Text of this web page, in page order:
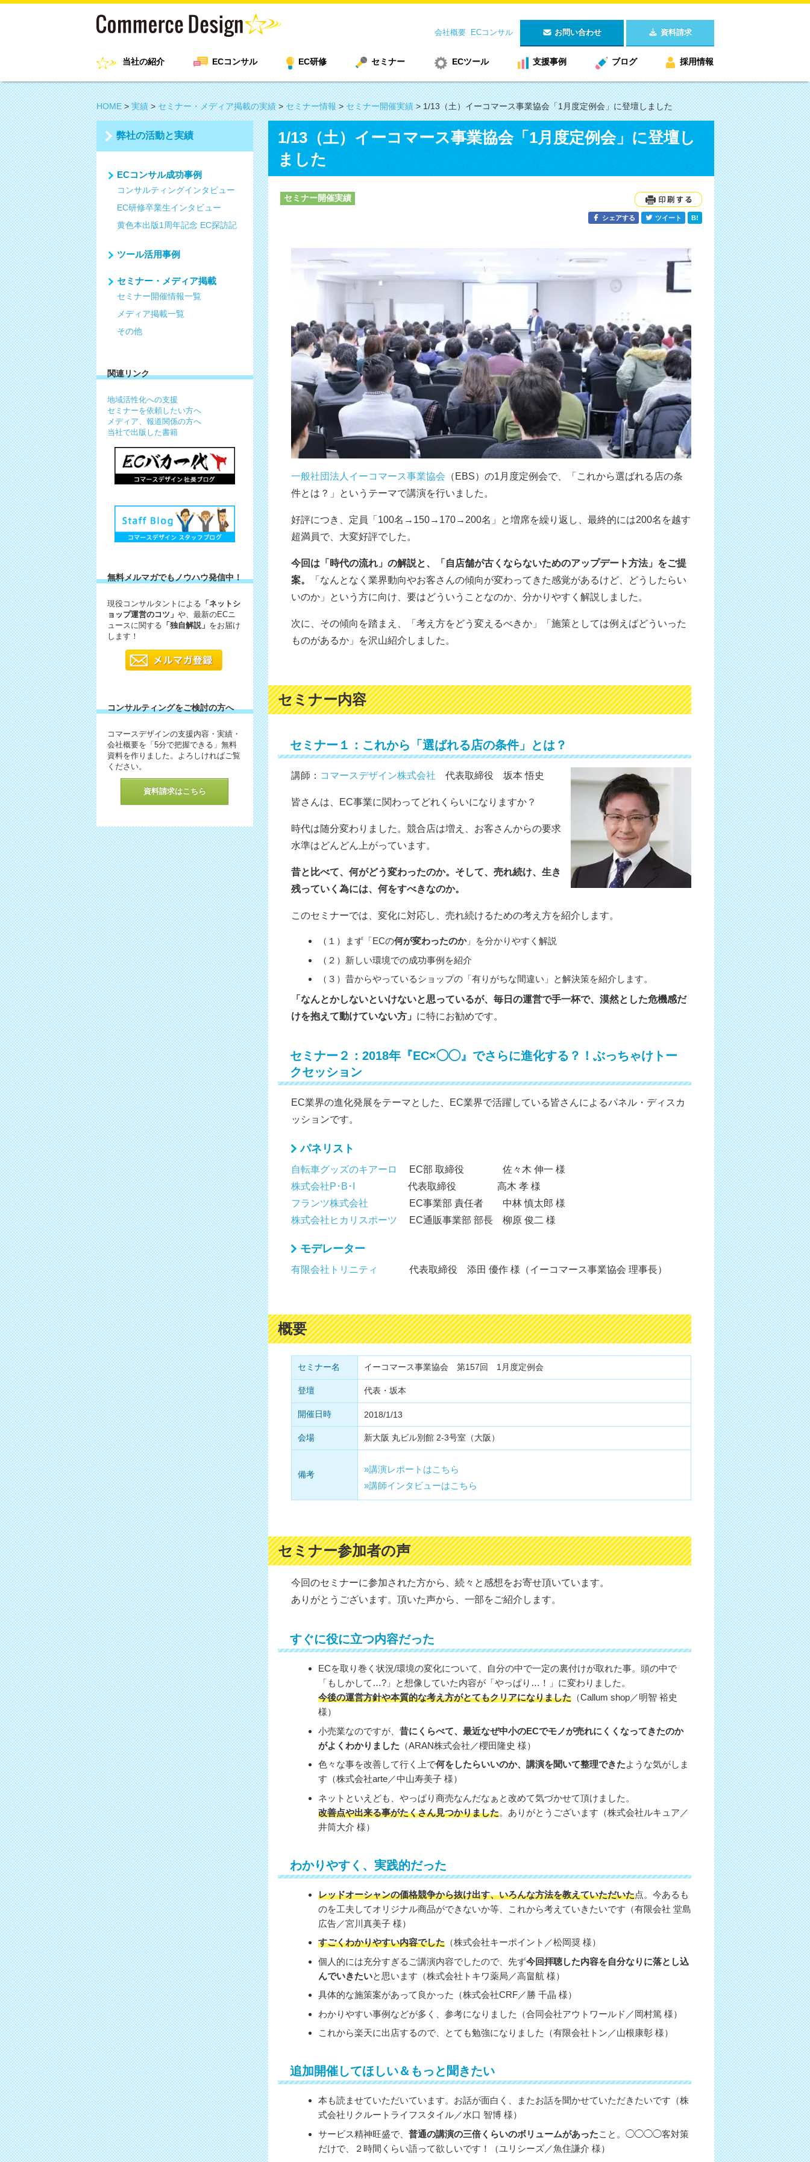
会社概要 ECコンサル お問い合わせ 資料請求
当社の紹介 ECコンサル EC研修 セミナー ECツール 支援事例 ブログ 採用情報
HOME>実績>セミナー・メディア掲載の実績>セミナー情報>セミナー開催実績>1/13（土）イーコマース事業協会「1月度定例会」に登壇しました
1/13（土）イーコマース事業協会「1月度定例会」に登壇し
ました
セミナー開催実績
シェアする ツイート B!
一般社団法人イーコマース事業協会 （EBS）の1月度定例会で、「これから選ばれる店の条
件とは？」というテーマで講演を行いました。
好評につき、定員「100名→150→170→200名」と増席を繰り返し、最終的には200名を越す
超満員で、大変好評でした。
今回は「時代の流れ」の解説と、「自店舗が古くならないためのアップデート方法」をご提
案。
「なんとなく業界動向やお客さんの傾向が変わってきた感覚があるけど、どうしたらい
いのか」という方に向け、要はどういうことなのか、分かりやすく解説しました。
次に、その傾向を踏まえ、「考え方をどう変えるべきか」「施策としては例えばどういった
ものがあるか」を沢山紹介しました。
セミナー内容
セミナー１：これから「選ばれる店の条件」とは？
講師： コマースデザイン株式会社 代表取締役 坂本 悟史
皆さんは、EC事業に関わってどれくらいになりますか？
時代は随分変わりました。競合店は増え、お客さんからの要求
水準はどんどん上がっています。
昔と比べて、何がどう変わったのか。そして、売れ続け、生き
残っていく為には、何をすべきなのか。
このセミナーでは、変化に対応し、売れ続けるための考え方を紹介します。
（１）まず「ECの何が変わったのか」を分かりやすく解説
（２）新しい環境での成功事例を紹介
（３）昔からやっているショップの「有りがちな間違い」と解決策を紹介します。
「なんとかしないといけないと思っているが、毎日の運営で手一杯で、漠然とした危機感だ
けを抱えて動けていない方」 に特にお勧めです。
セミナー２：2018年『EC×◯◯』でさらに進化する？！ぶっちゃけトー
クセッション
EC業界の進化発展をテーマとした、EC業界で活躍している皆さんによるパネル・ディスカ
ッションです。
パネリスト
自転車グッズのキアーロ
EC部 取締役 佐々木 伸一 様
株式会社P･B･I
代表取締役 高木 孝 様
フランツ株式会社 EC事業部 責任者 中林 慎太郎 様
株式会社ヒカリスポーツ EC通販事業部 部長 柳原 俊二 様
モデレーター
有限会社トリニティ 代表取締役 添田 優作 様（イーコマース事業協会 理事長）
概要
セミナー名 イーコマース事業協会 第157回 1月度定例会
登壇 代表・坂本
開催日時 2018/1/13
会場 新大阪 丸ビル別館 2-3号室（大阪）
備考
»講演レポートはこちら
»講師インタビューはこちら
セミナー参加者の声
今回のセミナーに参加された方から、続々と感想をお寄せ頂いています。
ありがとうございます。頂いた声から、一部をご紹介します。
すぐに役に立つ内容だった
ECを取り巻く状況/環境の変化について、自分の中で一定の裏付けが取れた事。頭の中で
「もしかして…?」と想像していた内容が「やっぱり…！」に変わりました。
今後の運営方針や本質的な考え方がとてもクリアになりました（Callum shop／明智 裕史
様）
小売業なのですが、 昔にくらべて、最近なぜ中小のECでモノが売れにくくなってきたのか
がよくわかりました （ARAN株式会社／櫻田隆史 様）
色々な事を改善して行く上で何をしたらいいのか、講演を聞いて整理できたような気がしま
す（株式会社arte／中山寿美子 様）
ネットといえども、やっぱり商売なんだなぁと改めて気づかせて頂けました。
改善点や出来る事がたくさん見つかりました。ありがとうございます（株式会社ルキュア／
井筒大介 様）
わかりやすく、実践的だった
レッドオーシャンの価格競争から抜け出す、いろんな方法を教えていただいた点。今あるも
のを工夫してオリジナル商品ができないか等、これから考えていきたいです（有限会社 堂島
広告／宮川真美子 様）
すごくわかりやすい内容でした（株式会社キーポイント／松岡奨 様）
個人的には充分すぎるご講演内容でしたので、先ず今回拝聴した内容を自分なりに落とし込
んでいきたいと思います（株式会社トキワ薬局／高畠航 様）
具体的な施策案があって良かった（株式会社CRF／勝 千晶 様）
わかりやすい事例などが多く、参考になりました（合同会社アウトワールド／岡村篤 様）
これから楽天に出店するので、とても勉強になりました（有限会社トン／山根康彰 様）
追加開催してほしい＆もっと聞きたい
本も読ませていただいています。お話が面白く、またお話を聞かせていただきたいです（株
式会社リクルートライフスタイル／水口 智博 様）
サービス精神旺盛で、 普通の講演の三倍くらいのボリュームがあったこと。◯◯◯◯客対策
だけで、２時間くらい語って欲しいです！（ユリシーズ／魚住謙介 様）
弊社の活動と実績
ECコンサル成功事例
コンサルティングインタビュー
EC研修卒業生インタビュー
黄色本出版1周年記念 EC探訪記
ツール活用事例
セミナー・メディア掲載
セミナー開催情報一覧
メディア掲載一覧
その他
関連リンク
地域活性化への支援
セミナーを依頼したい方へ
メディア、報道関係の方へ
当社で出版した書籍
無料メルマガでもノウハウ発信中！
現役コンサルタントによる 「ネットシ
ョップ運営のコツ」 や、最新のECニ
ュースに関する 「独自解説」 をお届け
します！
コンサルティングをご検討の方へ
コマースデザインの支援内容・実績・
会社概要を「5分で把握できる」無料
資料を作りました。よろしければご覧
ください。
資料請求はこちら